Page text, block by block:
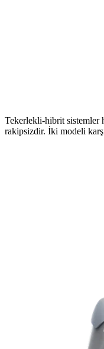
Tekerlekli-hibrit sistemler
rakipsizdir. İki modeli